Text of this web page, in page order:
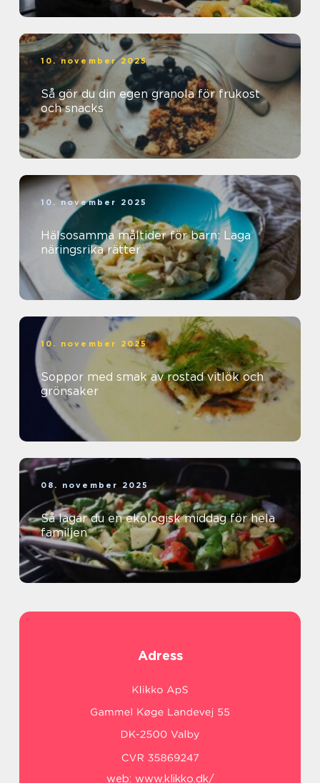
10. november 2025
Så gör du din egen granola för frukost
och snacks
10. november 2025
Hälsosamma måltider för barn: Laga
näringsrika rätter
10. november 2025
Soppor med smak av rostad vitlök och
grönsaker
08. november 2025
Så lagar du en ekologisk middag för hela
familjen
Adress
web: www.klikko.dk/